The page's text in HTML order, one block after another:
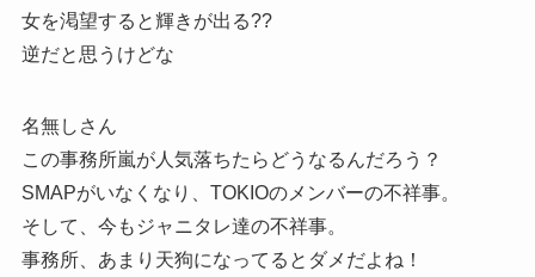
女を渇望すると輝きが出る??
逆だと思うけどな
名無しさん
この事務所嵐が人気落ちたらどうなるんだろう？
SMAPがいなくなり、TOKIOのメンバーの不祥事。
そして、今もジャニタレ達の不祥事。
事務所、あまり天狗になってるとダメだよね！